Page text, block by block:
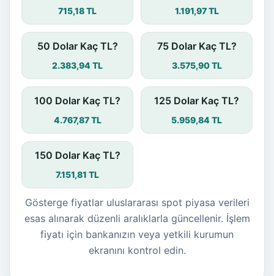
715,18 TL 1.191,97 TL
50 Dolar Kaç TL?
2.383,94 TL
75 Dolar Kaç TL?
3.575,90 TL
100 Dolar Kaç TL?
4.767,87 TL
125 Dolar Kaç TL?
5.959,84 TL
150 Dolar Kaç TL?
7.151,81 TL
Gösterge fiyatlar uluslararası spot piyasa verileri
esas alınarak düzenli aralıklarla güncellenir. İşlem
fiyatı için bankanızın veya yetkili kurumun
ekranını kontrol edin.